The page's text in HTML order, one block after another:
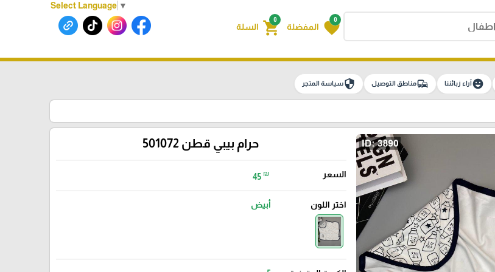
Select Language ▼
0
favorite المفضلة
0
shopping_cart السلة
emoji_emotionsآراء زبائننا commuteمناطق التوصيل securityسياسة المتجر
حرام بيبي قطن 501072
السعر 45 ₪
اختر اللون أبيض